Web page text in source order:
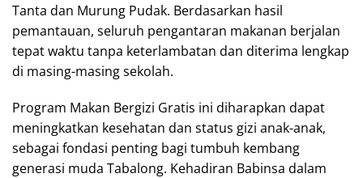
Tanta dan Murung Pudak. Berdasarkan hasil
pemantauan, seluruh pengantaran makanan berjalan
tepat waktu tanpa keterlambatan dan diterima lengkap
di masing-masing sekolah.
Program Makan Bergizi Gratis ini diharapkan dapat
meningkatkan kesehatan dan status gizi anak-anak,
sebagai fondasi penting bagi tumbuh kembang
generasi muda Tabalong. Kehadiran Babinsa dalam